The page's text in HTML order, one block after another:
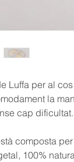
Luffa per al
la
cap dificultat.
composta
100%